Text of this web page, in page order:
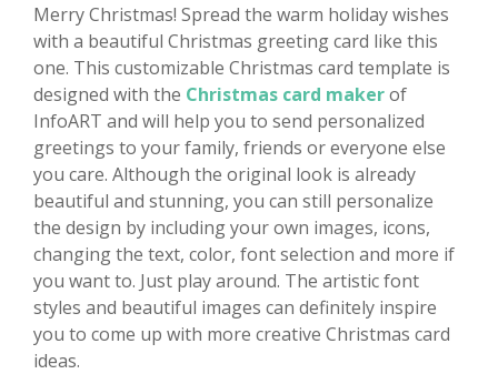
Merry Christmas! Spread the warm holiday wishes
with a beautiful Christmas greeting card like this
one. This customizable Christmas card template is
designed with the Christmas card makerof
InfoART and will help you to send personalized
greetings to your family, friends or everyone else
you care. Although the original look is already
beautiful and stunning, you can still personalize
the design by including your own images, icons,
changing the text, color, font selection and more if
you want to. Just play around. The artistic font
styles and beautiful images can definitely inspire
you to come up with more creative Christmas card
ideas.